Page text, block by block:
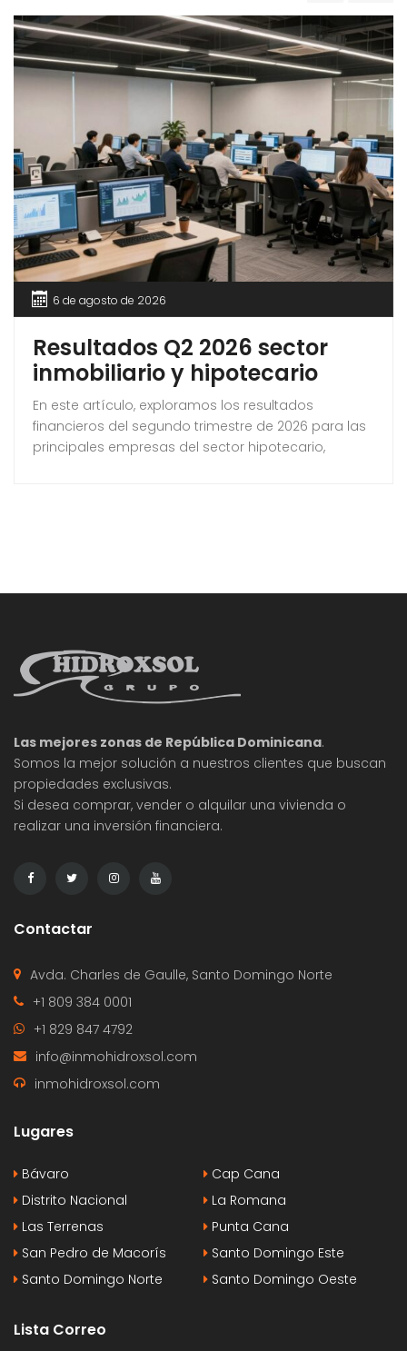
6 de agosto de 2026
Resultados Q2 2026 sector
inmobiliario y hipotecario
En este artículo, exploramos los resultados
financieros del segundo trimestre de 2026 para las
principales empresas del sector hipotecario,
Las mejores zonas de República Dominicana.
Somos la mejor solución a nuestros clientes que buscan
propiedades exclusivas.
Si desea comprar, vender o alquilar una vivienda o
realizar una inversión financiera.
Contactar
Avda. Charles de Gaulle, Santo Domingo Norte
+1 809 384 0001
+1 829 847 4792
info@inmohidroxsol.com
inmohidroxsol.com
Lugares
Bávaro
Cap Cana
Distrito Nacional
La Romana
Las Terrenas
Punta Cana
San Pedro de Macorís
Santo Domingo Este
Santo Domingo Norte
Santo Domingo Oeste
Lista Correo